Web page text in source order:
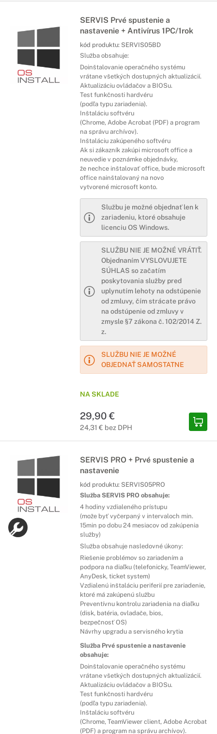
SERVIS Prvé spustenie a
nastavenie + Antivírus 1PC/1rok
kód produktu: SERVIS05BD
Služba obsahuje:
Doinštalovanie operačného systému
vrátane všetkých dostupných aktualizácií.
Aktualizáciu ovládačov a BIOSu.
Test funkčnosti hardvéru
(podľa typu zariadenia).
Inštaláciu softvéru
(Chrome, Adobe Acrobat (PDF) a program
na správu archívov).
Inštaláciu zakúpeného softvéru
Ak si zákazník zakúpi microsoft office a
neuvedie v poznámke objednávky,
že nechce inštalovať office, bude microsoft
office nainštalovaný na novo
vytvorené microsoft konto.
Službu je možné objednať len k
zariadeniu, ktoré obsahuje
licenciu OS Windows.
SLUŽBU NIE JE MOŽNÉ VRÁTIŤ.
Objednaním VYSLOVUJETE
SÚHLAS so začatím
poskytovania služby pred
uplynutím lehoty na odstúpenie
od zmluvy, čím strácate právo
na odstúpenie od zmluvy v
zmysle §7 zákona č. 102/2014 Z.
z.
SLUŽBU NIE JE MOŽNÉ
OBJEDNAŤ SAMOSTATNE
NA SKLADE
29,90 €
24,31 € bez DPH
SERVIS PRO + Prvé spustenie a
nastavenie
kód produktu: SERVIS05PRO
Služba SERVIS PRO obsahuje:
4 hodiny vzdialeného prístupu
(može byť vyčerpaný v intervaloch min.
15min po dobu 24 mesiacov od zakúpenia
služby)
Služba obsahuje nasledovné úkony:
Riešenie problémov so zariadením a
podpora na diaľku (telefonicky, TeamViewer,
AnyDesk, ticket system)
Vzdialenú inštaláciu periferií pre zariadenie,
ktoré má zakúpenú službu
Preventívnu kontrolu zariadenia na diaľku
(disk, batéria, ovladače, bios,
bezpečnosť OS)
Návrhy upgradu a servisného krytia
Služba Prvé spustenie a nastavenie
obsahuje:
Doinštalovanie operačného systému
vrátane všetkých dostupných aktualizácií.
Aktualizáciu ovládačov a BIOSu.
Test funkčnosti hardvéru
(podľa typu zariadenia).
Inštaláciu softvéru
(Chrome, TeamViewer client, Adobe Acrobat
(PDF) a program na správu archívov).